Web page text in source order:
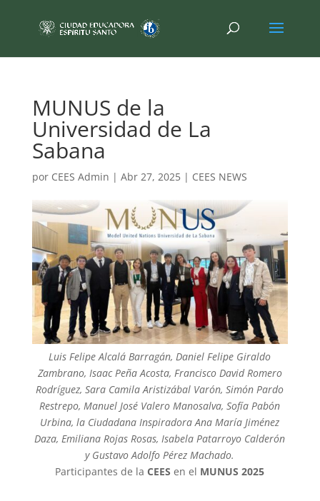
MUNUS de la
Universidad de La
Sabana
por CEES Admin | Abr 27, 2025| CEES NEWS
Luis Felipe Alcalá Barragán, Daniel Felipe Giraldo
Zambrano, Isaac Peña Acosta, Francisco David Romero
Rodríguez, Sara Camila Aristizábal Varón, Simón Pardo
Restrepo, Manuel José Valero Manosalva, Sofía Pabón
Urbina, la Ciudadana Inspiradora Ana María Jiménez
Daza, Emiliana Rojas Rosas, Isabela Patarroyo Calderón
y Gustavo Adolfo Pérez Machado.
Participantes de laCEES en el MUNUS 2025